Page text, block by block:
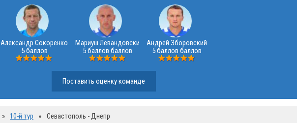
Александр Сокоренко
5 баллов
Мариуш Левандовски
5 баллов баллов
Андрей Зборовский
5 баллов баллов
Поставить оценку команде
» 10-й тур » Севастополь - Днепр